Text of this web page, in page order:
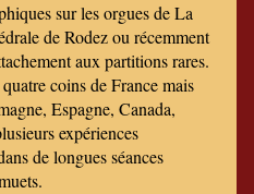
sur les orgues de La
de Rodez ou récemment
aux partitions rares.
coins de France mais
Espagne, Canada,
expériences
de longues séances